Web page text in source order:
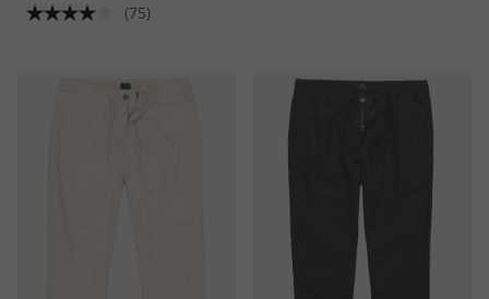
(75)